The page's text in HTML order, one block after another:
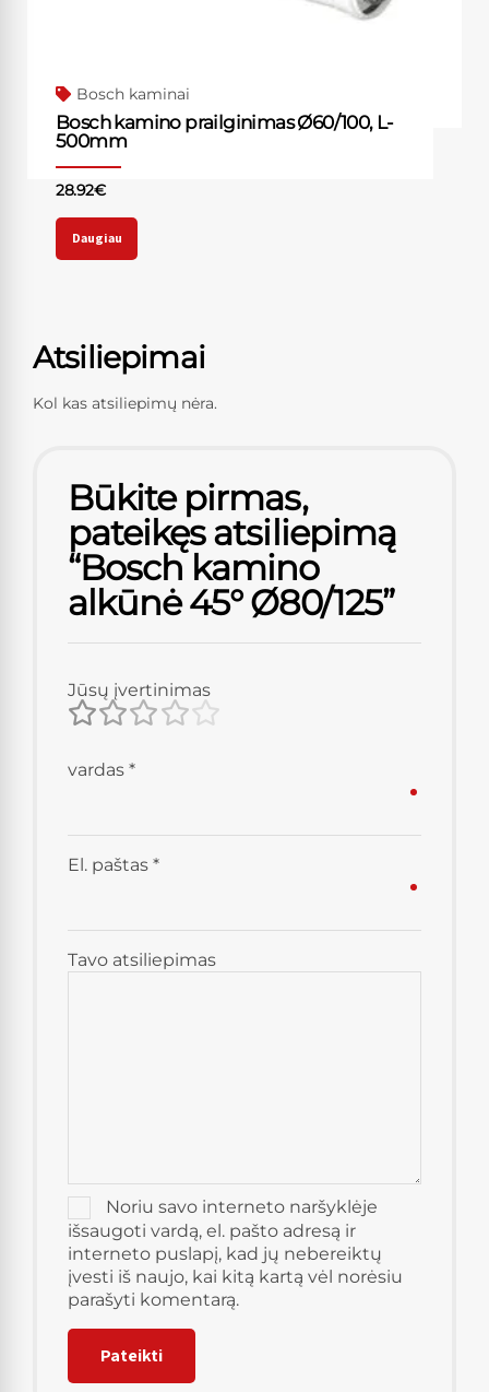
Bosch kaminai
Bosch kamino prailginimas Ø60/100, L-
500mm
28.92€
Daugiau
Atsiliepimai
Kol kas atsiliepimų nėra.
Būkite pirmas,
pateikęs atsiliepimą
“Bosch kamino
alkūnė 45° Ø80/125”
Jūsų įvertinimas
Tavo atsiliepimas
vardas *
El. paštas *
Noriu savo interneto naršyklėje
išsaugoti vardą, el. pašto adresą ir
interneto puslapį, kad jų nebereiktų
įvesti iš naujo, kai kitą kartą vėl norėsiu
parašyti komentarą.